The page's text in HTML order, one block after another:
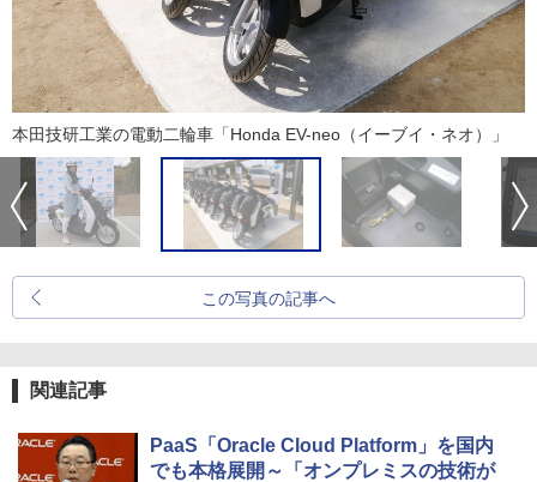
本田技研工業の電動二輪車「Honda EV-neo（イーブイ・ネオ）」
この写真の記事へ
関連記事
PaaS「Oracle Cloud Platform」を国内
でも本格展開～「オンプレミスの技術が